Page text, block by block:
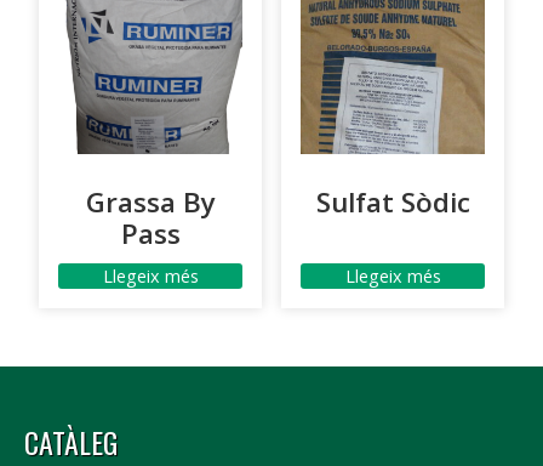
Grassa By
Pass
Llegeix més
Sulfat Sòdic
Llegeix més
CATÀLEG